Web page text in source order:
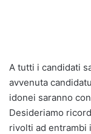
A tutti i candidati
avvenuta
idonei saranno
Desideriamo
rivolti ad entrambi